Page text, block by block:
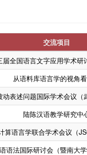
交流项目
届全国语言文字应用学术研
从语料库语言学的视角
动表述问题国际学术会议（
陆陈汉语教学研究中
算语言学联合学术会议（
语法国际研讨会（暨南大